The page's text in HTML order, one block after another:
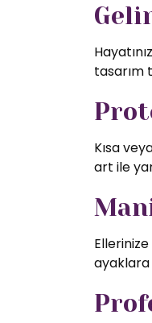
tasarım
Kısa
art ile
ayaklara